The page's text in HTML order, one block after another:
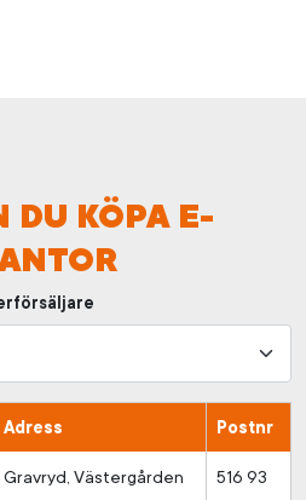
DU KÖPA E-
Adress Postnr
Gravryd, Västergården 516 93